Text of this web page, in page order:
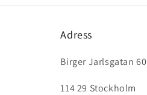
Adress
Birger Jarlsgatan 60
114 29 Stockholm